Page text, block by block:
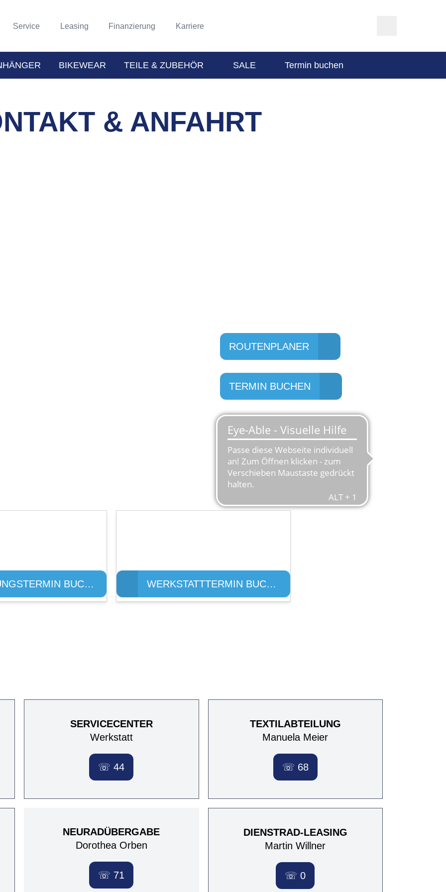
Service Leasing Finanzierung Karriere
BIKEWEAR TEILE & ZUBEHÖR SALE Termin buchen
& ANFAHRT
ROUTENPLANER
TERMIN BUCHEN
BERATUNGSTERMIN BUCHEN WERKSTATTTERMIN BUCHEN
SERVICECENTER
Werkstatt
☏ 44
TEXTILABTEILUNG
Manuela Meier
☏ 68
NEURADÜBERGABE
Dorothea Orben
☏ 71
DIENSTRAD-LEASING
Martin Willner
☏ 0